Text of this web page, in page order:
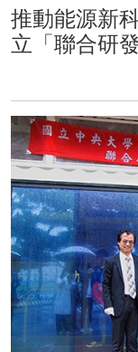
推動能源新
立「聯合研